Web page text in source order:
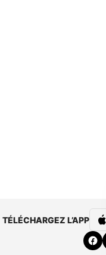
TÉLÉCHARGEZ L’APP